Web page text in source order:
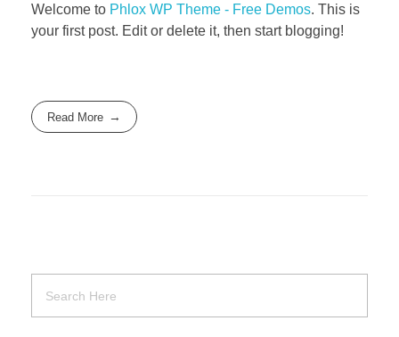
Welcome to Phlox WP Theme - Free Demos. This is
your first post. Edit or delete it, then start blogging!
Read More